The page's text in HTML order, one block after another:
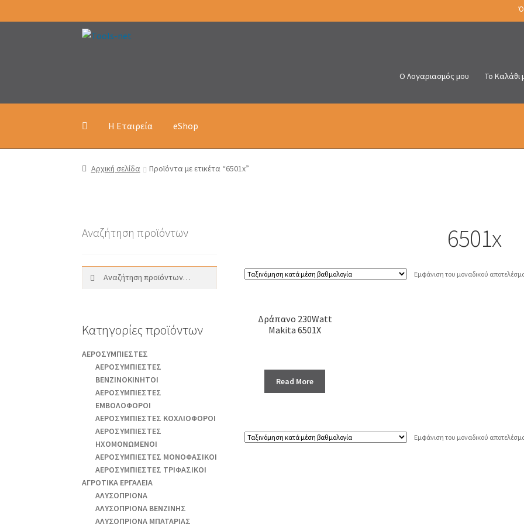
Ο Λογαριασμός μου Το Καλάθι
Η Εταιρεία eShop
Αρχική σελίδα Προϊόντα με ετικέτα “6501x”
6501x
Εμφάνιση του μοναδικού
Δράπανο 230Watt
Makita 6501X
Read More
Εμφάνιση του μοναδικού
Αναζήτηση προϊόντων
Αναζήτηση
Αναζήτηση
Κατηγορίες προϊόντων
AEΡΟΣΥΜΠΙΕΣΤΕΣ
AEΡΟΣΥΜΠΙΕΣΤΕΣ
ΒΕΝΖΙΝΟΚΙΝΗΤΟΙ
AEΡΟΣΥΜΠΙΕΣΤΕΣ
ΕΜΒΟΛΟΦΟΡΟΙ
AEΡΟΣΥΜΠΙΕΣΤΕΣ ΚΟΧΛΙΟΦΟΡΟΙ
ΑΕΡΟΣΥΜΠΙΕΣΤΕΣ
ΗΧΟΜΟΝΩΜΕΝΟΙ
ΑΕΡΟΣΥΜΠΙΕΣΤΕΣ ΜΟΝΟΦΑΣΙΚΟΙ
ΑΕΡΟΣΥΜΠΙΕΣΤΕΣ ΤΡΙΦΑΣΙΚΟΙ
ΑΓΡΟΤΙΚΑ ΕΡΓΑΛΕΙΑ
AΛΥΣΟΠΡΙΟΝΑ
AΛΥΣΟΠΡΙΟΝΑ ΒΕΝΖΙΝΗΣ
AΛΥΣΟΠΡΙΟΝΑ ΜΠΑΤΑΡΙΑΣ